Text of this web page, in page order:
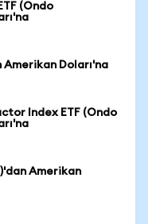
(Ondo
Doları'na
Index ETF (Ondo
Amerikan